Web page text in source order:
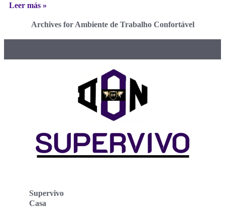
Leer más »
Archives for Ambiente de Trabalho Confortável
Supervivo
Casa